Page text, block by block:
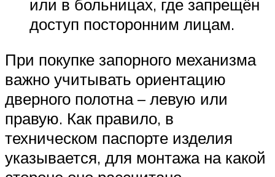
или в больницах, где запрещён
доступ посторонним лицам.
При покупке запорного механизма
важно учитывать ориентацию
дверного полотна – левую или
правую. Как правило, в
техническом паспорте изделия
указывается, для монтажа на какой